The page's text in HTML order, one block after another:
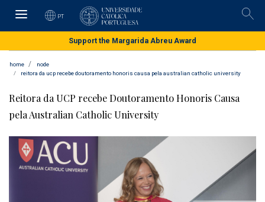
Skip
content
PT
Support the Margarida Abreu Award
home
node
reitora da ucp recebe doutoramento honoris causa pela australian catholic university
Reitora da UCP recebe Doutoramento Honoris Causa
pela Australian Catholic University